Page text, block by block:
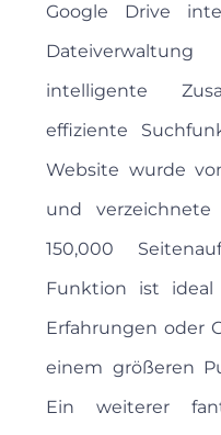
Google Drive
intelligente
effiziente
Website wurde
und
150,000
Funktion ist
Erfahrungen oder
einem größeren
Ein weiterer